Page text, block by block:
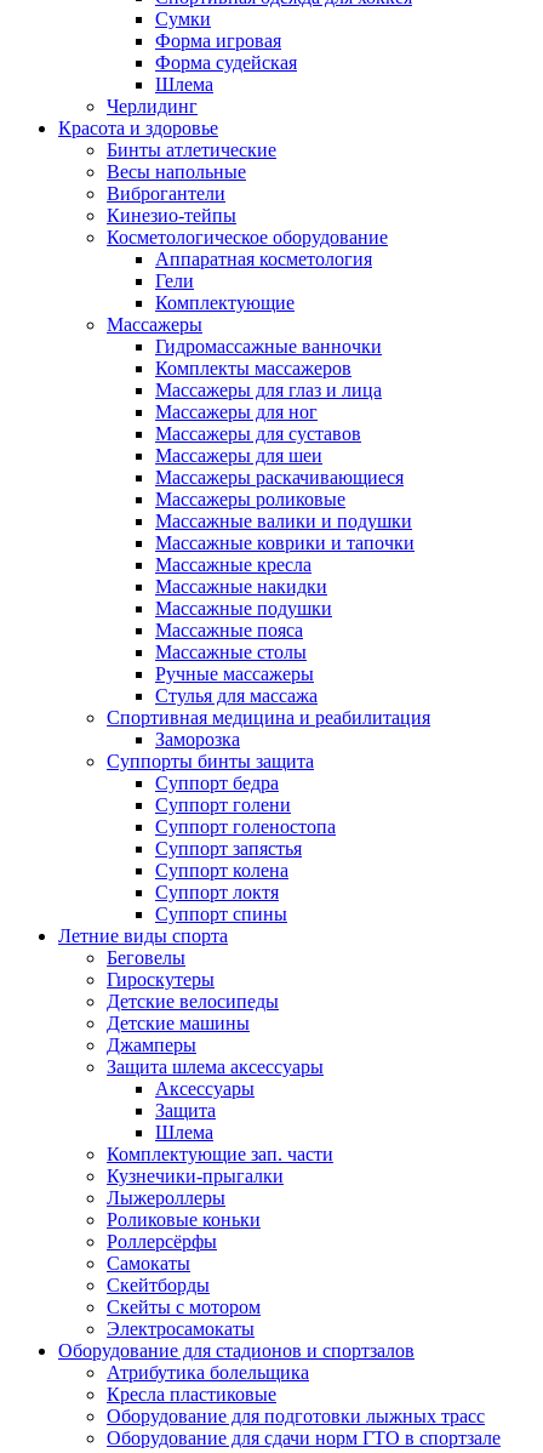
Сумки
Форма игровая
Форма судейская
Шлема
Черлидинг
Красота и здоровье
Бинты атлетические
Весы напольные
Виброгантели
Кинезио-тейпы
Косметологическое оборудование
Аппаратная косметология
Гели
Комплектующие
Массажеры
Гидромассажные ванночки
Комплекты массажеров
Массажеры для глаз и лица
Массажеры для ног
Массажеры для суставов
Массажеры для шеи
Массажеры раскачивающиеся
Массажеры роликовые
Массажные валики и подушки
Массажные коврики и тапочки
Массажные кресла
Массажные накидки
Массажные подушки
Массажные пояса
Массажные столы
Ручные массажеры
Стулья для массажа
Спортивная медицина и реабилитация
Заморозка
Суппорты бинты защита
Суппорт бедра
Суппорт голени
Суппорт голеностопа
Суппорт запястья
Суппорт колена
Суппорт локтя
Суппорт спины
Летние виды спорта
Беговелы
Гироскутеры
Детские велосипеды
Детские машины
Джамперы
Защита шлема аксессуары
Аксессуары
Защита
Шлема
Комплектующие зап. части
Кузнечики-прыгалки
Лыжероллеры
Роликовые коньки
Роллерсёрфы
Самокаты
Скейтборды
Скейты с мотором
Электросамокаты
Оборудование для стадионов и спортзалов
Атрибутика болельщика
Кресла пластиковые
Оборудование для подготовки лыжных трасс
Оборудование для сдачи норм ГТО в спортзале